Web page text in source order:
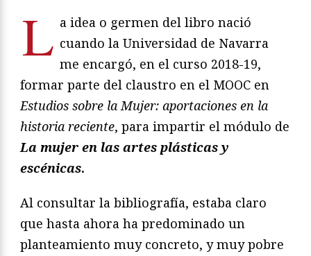
L a idea o germen del libro nació
cuando la Universidad de Navarra
me encargó, en el curso 2018-19,
formar parte del claustro en el MOOC en
Estudios sobre la Mujer: aportaciones en la
historia reciente, para impartir el módulo de
La mujer en las artes plásticas y
escénicas.
Al consultar la bibliografía, estaba claro
que hasta ahora ha predominado un
planteamiento muy concreto, y muy pobre